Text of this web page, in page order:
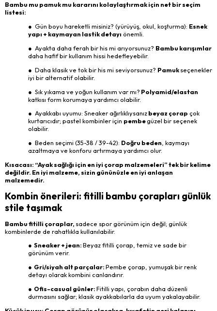
Bambu mu pamuk mu kararını kolaylaştırmak için net bir seçim
listesi:
● Gün boyu hareketli misiniz? (yürüyüş, okul, koşturma): Esnek
yapı + kaymayan lastik detayı önemli.
● Ayakta daha ferah bir his mi arıyorsunuz? Bambu karışımlar
daha hafif bir kullanım hissi hedefleyebilir.
● Daha klasik ve tok bir his mi seviyorsunuz? Pamukseçenekler
iyi bir alternatif olabilir.
● Sık yıkama ve yoğun kullanım var mı? Polyamid/elastan
katkısı form korumaya yardımcı olabilir.
● Ayakkabı uyumu: Sneaker ağırlıklıysanızbeyaz çorap çok
kurtarıcıdır; pastel kombinler için pembegüzel bir seçenek
olabilir.
● Beden seçimi (35-38 / 39-42): Doğru beden, kaymayı
azaltmaya ve konforu artırmaya yardımcı olur.
Kısacası: “Ayak sağlığı için en iyi çorap malzemeleri” tek bir kelime
değildir. En iyi malzeme, sizin gününüzle en iyi anlaşan
malzemedir.
Kombin önerileri: fitilli bambu çorapları günlük
stile taşımak
Bambu fitilli çoraplar, sadece spor görünüm için değil; günlük
kombinlerde de rahatlıkla kullanılabilir.
● Sneaker + jean:Beyaz fitilli çorap, temiz ve sade bir
görünüm verir.
● Gri/siyah alt parçalar:Pembe çorap, yumuşak bir renk
detayı olarak kombini canlandırır.
● Ofis-casual günler:Fitilli yapı, çorabın daha düzenli
durmasını sağlar; klasik ayakkabılarla da uyum yakalayabilir.